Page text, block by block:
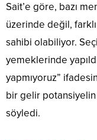
Sait’e göre, bazı
üzerinde değil,
sahibi olabiliyor.
yemeklerinde
yapmıyoruz”
bir gelir potansiyelin
söyledi.